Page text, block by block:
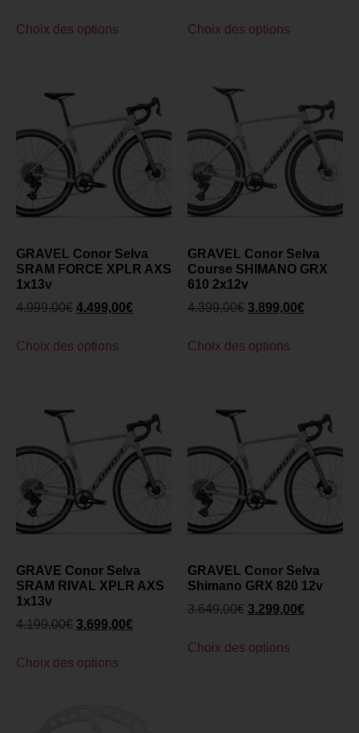
Choix des options Choix des options
GRAVEL Conor Selva
SRAM FORCE XPLR AXS
1x13v
4.999,00€ 4.499,00€
Choix des options
GRAVEL Conor Selva
Course SHIMANO GRX
610 2x12v
4.399,00€ 3.899,00€
Choix des options
GRAVE Conor Selva
SRAM RIVAL XPLR AXS
1x13v
4.199,00€ 3.699,00€
Choix des options
GRAVEL Conor Selva
Shimano GRX 820 12v
3.649,00€ 3.299,00€
Choix des options